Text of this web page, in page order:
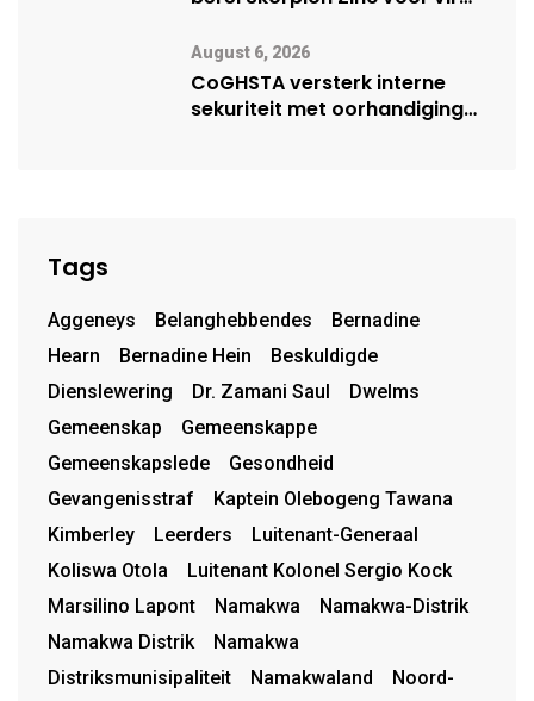
August 6, 2026
CoGHSTA versterk interne
sekuriteit met oorhandiging
Tags
Aggeneys Belanghebbendes
Bernadine
Hearn
Bernadine Hein
Beskuldigde
Dienslewering
Dr. Zamani Saul
Dwelms
Gemeenskap
Gemeenskappe
Gemeenskapslede
Gesondheid
Gevangenisstraf
Kaptein Olebogeng Tawana
Kimberley
Leerders
Luitenant-Generaal
Koliswa Otola
Luitenant Kolonel Sergio Kock
Marsilino Lapont
Namakwa
Namakwa-Distrik
Namakwa Distrik
Namakwa
Distriksmunisipaliteit
Namakwaland
Noord-